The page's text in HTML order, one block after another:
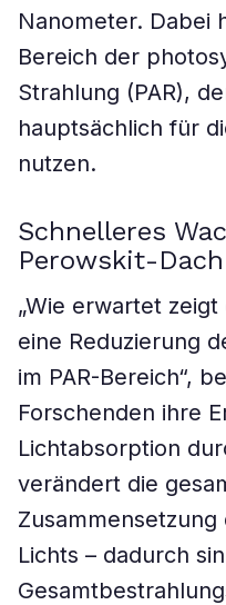
Nanometer. Dabei
Bereich der
Strahlung (PAR),
hauptsächlich für
nutzen.
Schnelleres
Perowskit-Dach
„Wie erwartet
eine Reduzierung
im PAR-Bereich“,
Forschenden ihre
Lichtabsorption
verändert die
Lichts – dadurch